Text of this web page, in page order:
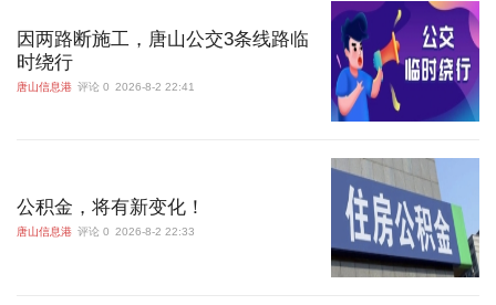
因两路断施工，唐山公交3条线路临
时绕行
唐山信息港 评论 0 2026-8-2 22:41
公积金，将有新变化！
唐山信息港 评论 0 2026-8-2 22:33